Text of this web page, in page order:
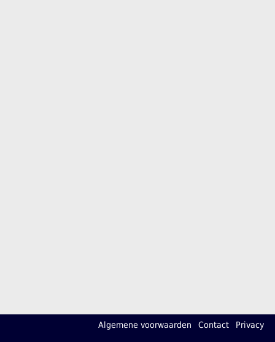
Algemene voorwaarden Contact Privacy